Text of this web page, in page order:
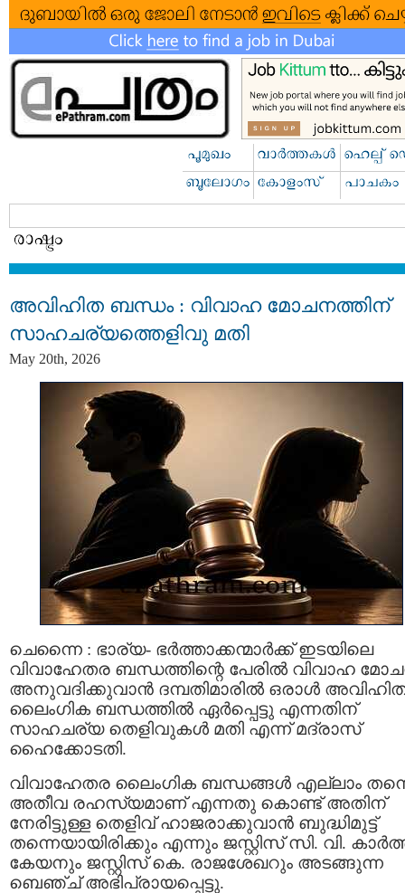
അവിഹിത ബന്ധം : വിവാഹ മോചനത്തിന്
സാഹചര്യത്തെളിവു മതി
May 20th, 2026
ചെന്നൈ : ഭാര്യ- ഭർത്താക്കന്മാർക്ക് ഇടയിലെ
വിവാഹേതര ബന്ധത്തിന്റെ പേരിൽ വിവാഹ
അനുവദിക്കുവാൻ ദമ്പതിമാരിൽ ഒരാൾ
ലൈംഗിക ബന്ധത്തിൽ ഏർപ്പെട്ടു എന്നതിന്
സാഹചര്യ തെളിവുകൾ മതി എന്ന് മദ്രാസ്
ഹൈക്കോടതി.
വിവാഹേതര ലൈംഗിക ബന്ധങ്ങൾ എല്ലാം
അതീവ രഹസ്യമാണ് എന്നതു കൊണ്ട് അതിന്
നേരിട്ടുള്ള തെളിവ്‌ ഹാജരാക്കുവാൻ ബുദ്ധിമുട്ട്
തന്നെയായിരിക്കും എന്നും ജസ്റ്റിസ് സി. വി.
കേയനും ജസ്റ്റിസ് കെ. രാജശേഖറും അടങ്ങുന്ന
ബെഞ്ച് അഭിപ്രായപ്പെട്ടു.